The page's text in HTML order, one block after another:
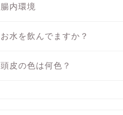
腸内環境
お水を飲んでますか？
頭皮の色は何色？